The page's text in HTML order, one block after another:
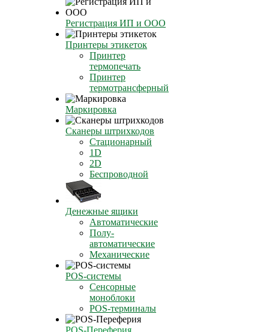
Регистрация ИП и ООО
Принтеры этикеток
Принтер
термопечать
Принтер
термотрансферный
Маркировка
Сканеры штрихкодов
Стационарный
1D
2D
Беспроводной
Денежные ящики
Автоматические
Полу-
автоматические
Механические
POS-системы
Сенсорные
моноблоки
POS-терминалы
POS-Переферия